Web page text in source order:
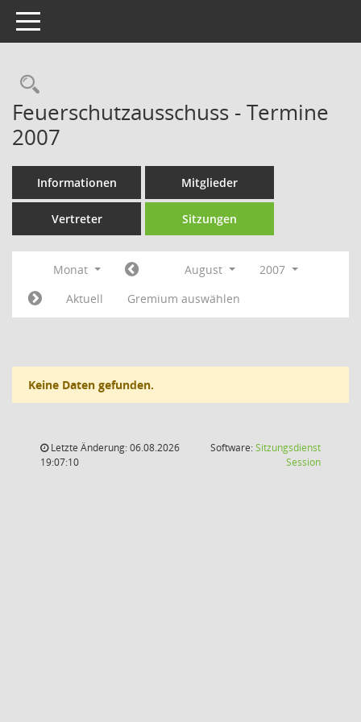
Toggle navigation
Rechercheauswahl
Feuerschutzausschuss - Termine
2007
Informationen Mitglieder
Vertreter Sitzungen
Monat August
2007
Aktuell
Gremium auswählen
Keine Daten gefunden.
Letzte Änderung: 06.08.2026
19:07:10
Software:Sitzungsdienst
Session(Wird in